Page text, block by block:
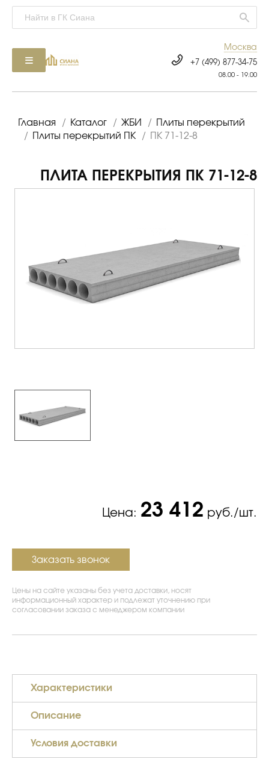
Москва
+7 (499) 877-34-75
08.00 - 19.00
Главная / Каталог / ЖБИ /
Плиты перекрытий
/
Плиты перекрытий ПК / ПК 71-12-8
ПЛИТА ПЕРЕКРЫТИЯ ПК 71-12-8
Цена: 23 412 руб./шт.
Заказать звонок
Цены на сайте указаны без учета доставки, носят
информационный характер и подлежат уточнению при
согласовании заказа с менеджером компании
Характеристики
Описание
Условия доставки